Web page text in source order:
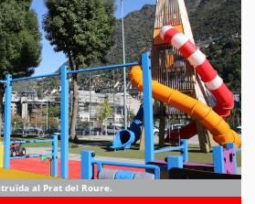
al Prat del Roure.